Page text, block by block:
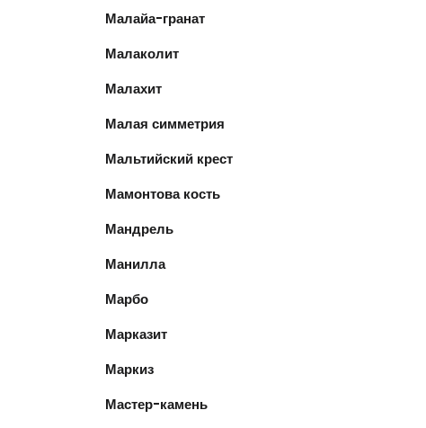
Малайа-гранат
Малаколит
Малахит
Малая симметрия
Мальтийский крест
Мамонтова кость
Мандрель
Манилла
Марбо
Марказит
Маркиз
Мастер-камень